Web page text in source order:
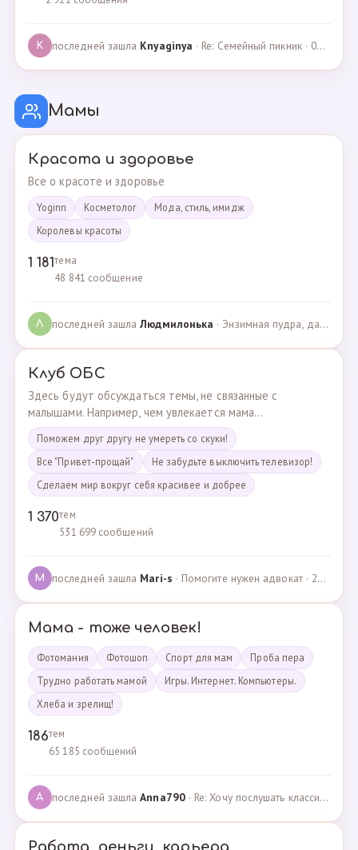
K последней зашла Knyaginya · Re: Семейный пикник · 07.05.2025
Мамы
Красота и здоровье
Все о красоте и здоровье
Yoginn Косметолог
Мода, стиль, имидж
Королевы красоты
1 181тема
48 841 сообщение
Л последней зашлаЛюдмилонькa · Энзимная пудра, да или нет? · 29.06.2025
Клуб ОБС
Здесь будут обсуждаться темы, не связанные с
малышами. Например, чем увлекается мама...
Поможем друг другу не умереть со скуки!
Все "Привет-прощай"
Не забудьте выключить телевизор!
Сделаем мир вокруг себя красивее и добрее
1 370тем
531 699 сообщений
M последней зашла Mari-s · Помогите нужен адвокат · 24.04.2025
Мама - тоже человек!
Фотомания Фотошоп Спорт для мам
Проба пера
Трудно работать мамой
Игры. Интернет. Компьютеры.
Хлеба и зрелищ!
186тем
65 185 сообщений
A последней зашлаAnna790· Re: Хочу послушать классику · 22.03.2025
Работа, деньги, карьера